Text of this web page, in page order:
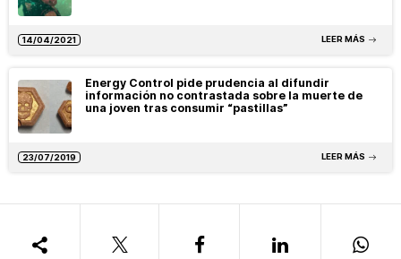
14/04/2021 LEER MÁS
Energy Control pide prudencia al difundir
información no contrastada sobre la muerte de
una joven tras consumir “pastillas”
23/07/2019 LEER MÁS